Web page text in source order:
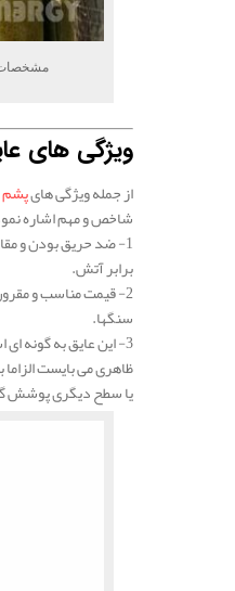
ویژگی های
از جمله ویژگی های
شاخص و مهم اشاره
1- ضد حریق بودن و
برابر آتش.
2- قیمت مناسب و
سنگها.
3- این عایق به گونه
ظاهری می بایست
یا سطح دیگری پوشش